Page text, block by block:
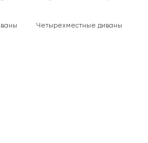
Четырехместные диваны